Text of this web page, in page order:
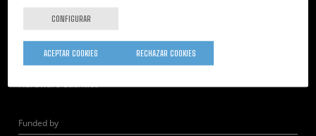
Teoría
Nanomateriales
Microscopía de Detección Cuántica
Nanoingeniería
Hardware Cuántico
Funded by
CONFIGURAR
RECHAZAR COOKIES
ACEPTAR COOKIES